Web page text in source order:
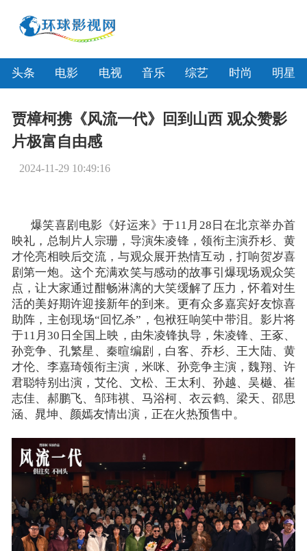
头条 电影 电视 音乐 综艺 时尚 明星
贾樟柯携《风流一代》回到山西 观众赞影
片极富自由感
2024-11-29 10:49:16
爆笑喜剧电影《好运来》于11月28日在北京举办首
映礼，总制片人宗珊，导演朱凌锋，领衔主演乔杉、黄
才伦亮相映后交流，与观众展开热情互动，打响贺岁喜
剧第一炮。这个充满欢笑与感动的故事引爆现场观众笑
点，让大家通过酣畅淋漓的大笑缓解了压力，怀着对生
活的美好期许迎接新年的到来。更有众多嘉宾好友惊喜
助阵，主创现场“回忆杀”，包袱狂响笑中带泪。影片将
于11月30日全国上映，由朱凌锋执导，朱凌锋、王豖、
孙竞争、孔繁星、秦暄编剧，白客、乔杉、王大陆、黄
才伦、李嘉琦领衔主演，米咪、孙竞争主演，魏翔、许
君聪特别出演，艾伦、文松、王太利、孙越、吴樾、崔
志佳、郝鹏飞、邹玮祺、马浴柯、衣云鹤、梁天、邵思
涵、晁坤、颜嫣友情出演，正在火热预售中。